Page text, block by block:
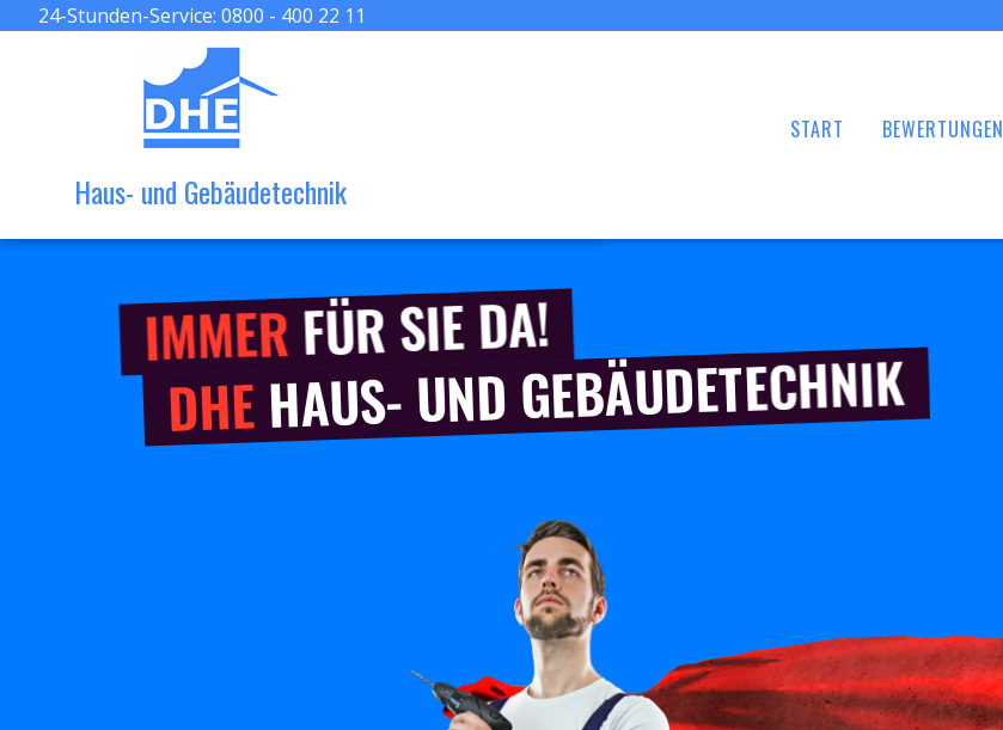
24-Stunden-Service: 0800 - 400 22 11
Haus- und Gebäudetechnik
START BEWERTUNGEN
IMMERFÜR SIE DA!
DHEHAUS- UND GEBÄUDETECHNIK